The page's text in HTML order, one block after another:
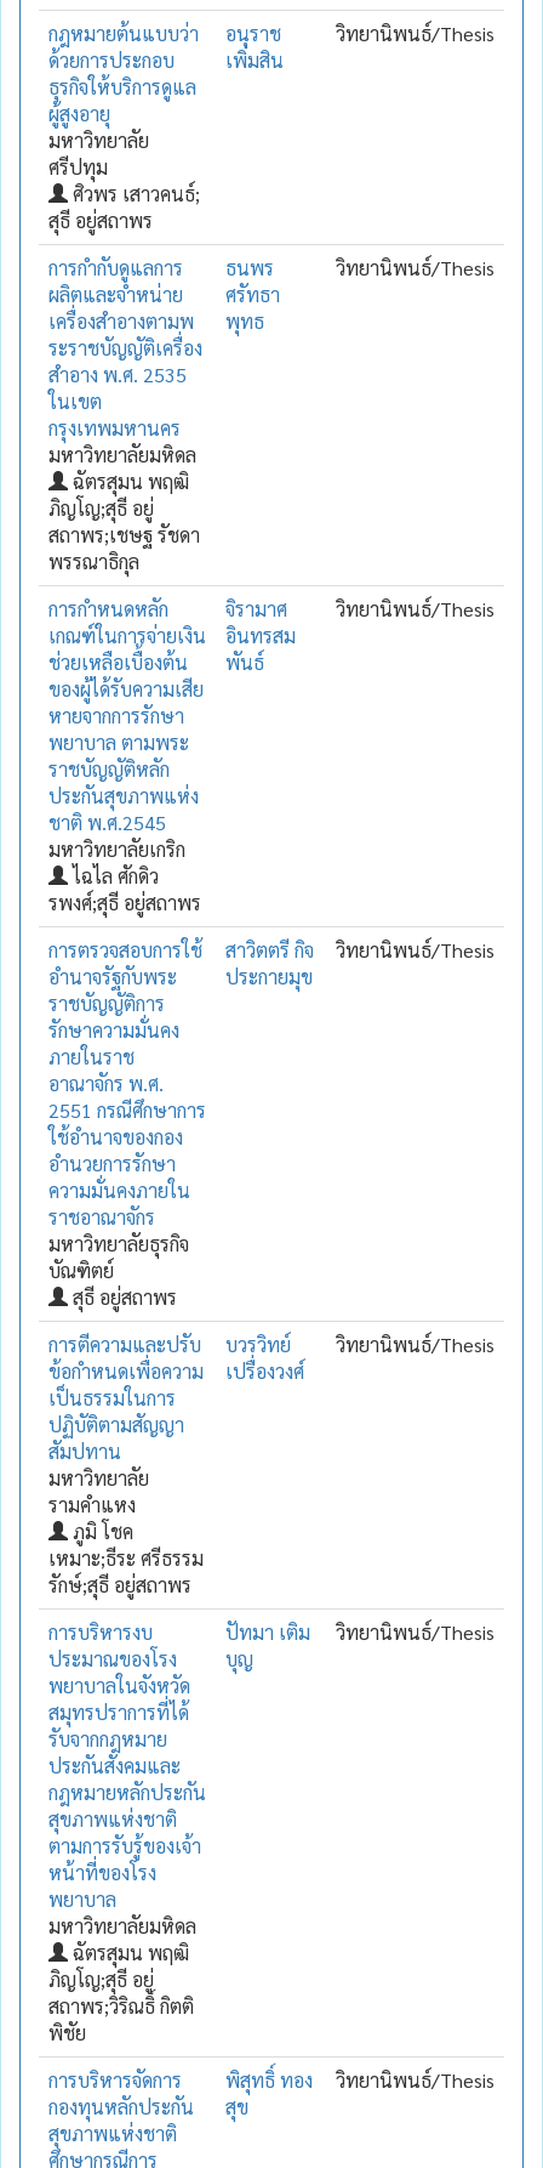
กฎหมายต้นแบบว่า
ด้วยการประกอบ
ธุรกิจให้บริการดูแล
ผู้สูงอายุ
มหาวิทยาลัย
ศรีปทุม
ศิวพร เสาวคนธ์;
สุธี อยู่สถาพร
อนุราช
เพิ่มสิน
วิทยานิพนธ์/Thesis
การกำกับดูแลการ
ผลิตและจำหน่าย
เครื่องสำอางตามพ
ระราชบัญญัติเครื่อง
สำอาง พ.ศ. 2535
ในเขต
กรุงเทพมหานคร
มหาวิทยาลัยมหิดล
ฉัตรสุมน พฤฒิ
ภิญโญ;สุธี อยู่
สถาพร;เชษฐ รัชดา
พรรณาธิกุล
ธนพร
ศรัทธา
พุทธ
วิทยานิพนธ์/Thesis
การกำหนดหลัก
เกณฑ์ในการจ่ายเงิน
ช่วยเหลือเบื้องต้น
ของผู้ได้รับความเสีย
หายจากการรักษา
พยาบาล ตามพระ
ราชบัญญัติหลัก
ประกันสุขภาพแห่ง
ชาติ พ.ศ.2545
มหาวิทยาลัยเกริก
ไฉไล ศักดิว
รพงศ์;สุธี อยู่สถาพร
จิรามาศ
อินทรสม
พันธ์
วิทยานิพนธ์/Thesis
การตรวจสอบการใช้
อำนาจรัฐกับพระ
ราชบัญญัติการ
รักษาความมั่นคง
ภายในราช
อาณาจักร พ.ศ.
2551 กรณีศึกษาการ
ใช้อำนาจของกอง
อำนวยการรักษา
ความมั่นคงภายใน
ราชอาณาจักร
มหาวิทยาลัยธุรกิจ
บัณฑิตย์
สุธี อยู่สถาพร
สาวิตตรี กิจ
ประกายมุข
วิทยานิพนธ์/Thesis
การตีความและปรับ
ข้อกำหนดเพื่อความ
เป็นธรรมในการ
ปฏิบัติตามสัญญา
สัมปทาน
มหาวิทยาลัย
รามคำแหง
ภูมิ โชค
เหมาะ;ธีระ ศรีธรรม
รักษ์;สุธี อยู่สถาพร
บวรวิทย์
เปรื่องวงศ์
วิทยานิพนธ์/Thesis
การบริหารงบ
ประมาณของโรง
พยาบาลในจังหวัด
สมุทรปราการที่ได้
รับจากกฎหมาย
ประกันสังคมและ
กฎหมายหลักประกัน
สุขภาพแห่งชาติ
ตามการรับรู้ของเจ้า
หน้าที่ของโรง
พยาบาล
มหาวิทยาลัยมหิดล
ฉัตรสุมน พฤฒิ
ภิญโญ;สุธี อยู่
สถาพร;วิริณธิ์ กิตติ
พิชัย
ปัทมา เติม
บุญ
วิทยานิพนธ์/Thesis
การบริหารจัดการ
กองทุนหลักประกัน
สุขภาพแห่งชาติ
ศึกษากรณีการ
พิสุทธิ์ ทอง
สุข
วิทยานิพนธ์/Thesis